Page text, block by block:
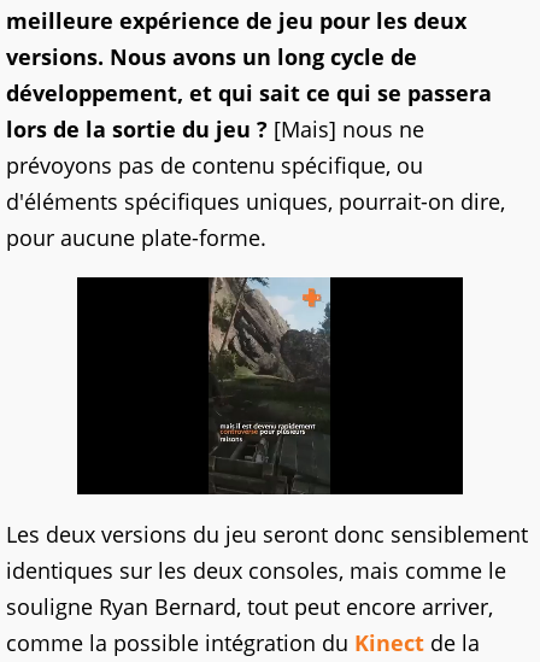
meilleure expérience de jeu pour les deux
versions. Nous avons un long cycle de
développement, et qui sait ce qui se passera
lors de la sortie du jeu ? [Mais] nous ne
prévoyons pas de contenu spécifique, ou
d'éléments spécifiques uniques, pourrait-on dire,
pour aucune plate-forme.
Les deux versions du jeu seront donc sensiblement
identiques sur les deux consoles, mais comme le
souligne Ryan Bernard, tout peut encore arriver,
comme la possible intégration du Kinect de la